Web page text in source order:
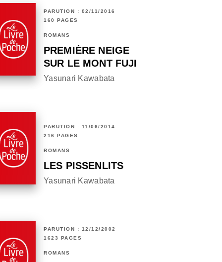
PARUTION : 02/11/2016
160 PAGES
ROMANS
PREMIÈRE NEIGE
SUR LE MONT FUJI
Yasunari Kawabata
PARUTION : 11/06/2014
216 PAGES
ROMANS
LES PISSENLITS
Yasunari Kawabata
PARUTION : 12/12/2002
1623 PAGES
ROMANS